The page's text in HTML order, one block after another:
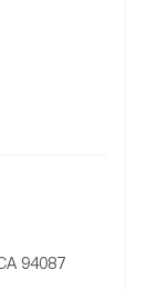
94087